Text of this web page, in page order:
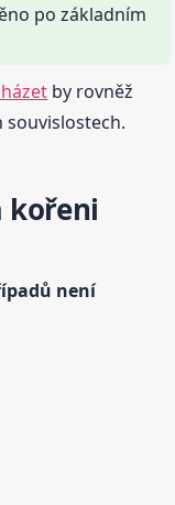
po základním
by rovněž
kořeni
není